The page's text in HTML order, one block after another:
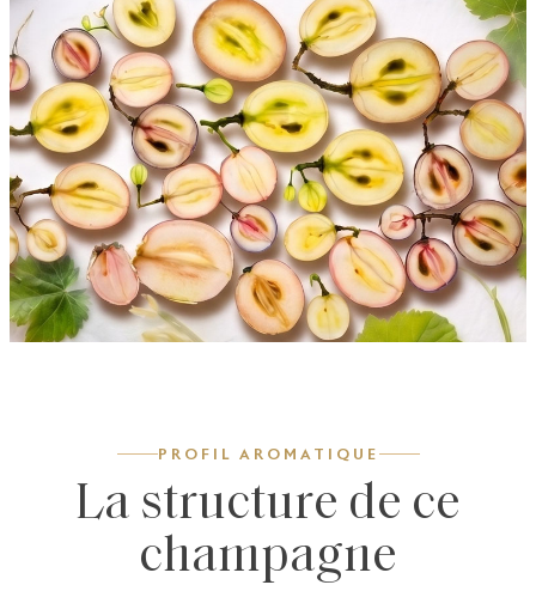
PROFIL AROMATIQUE
La structure de ce
champagne